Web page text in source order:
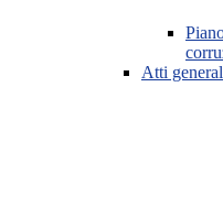
Atti